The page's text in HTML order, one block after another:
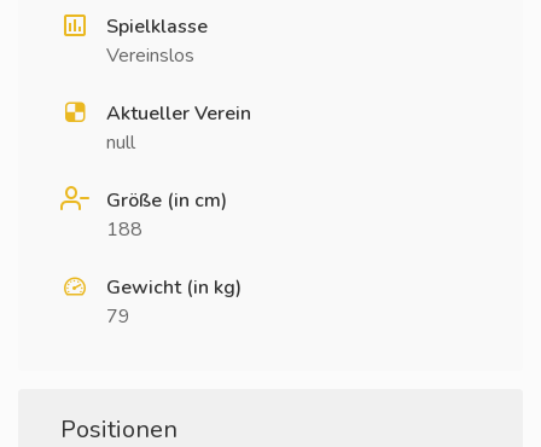
Spielklasse
Vereinslos
Aktueller Verein
null
Größe (in cm)
188
Gewicht (in kg)
79
Positionen